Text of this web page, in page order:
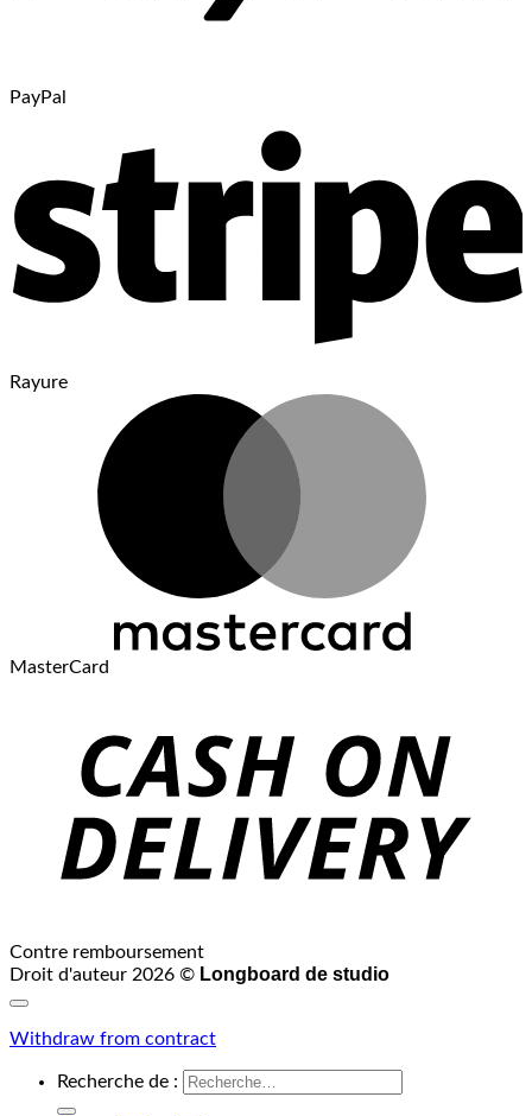
PayPal
Rayure
MasterCard
Contre remboursement
Droit d'auteur 2026 © Longboard de studio
Withdraw from contract
Recherche de :